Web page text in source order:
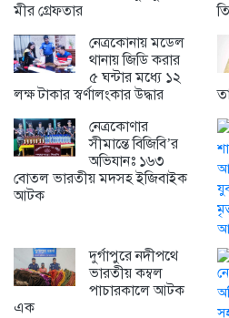
মীর গ্রেফতার
নেত্রকোনায় মডেল
থানায় জিডি করার
৫ ঘন্টার মধ্যে ১২
লক্ষ টাকার স্বর্ণালংকার উদ্ধার
নেত্রকোণার
সীমান্তে বিজিবি’র
অভিযানঃ ১৬৩
বোতল ভারতীয় মদসহ ইজিবাইক
আটক
দুর্গাপুরে নদীপথে
ভারতীয় কম্বল
পাচারকালে আটক
এক